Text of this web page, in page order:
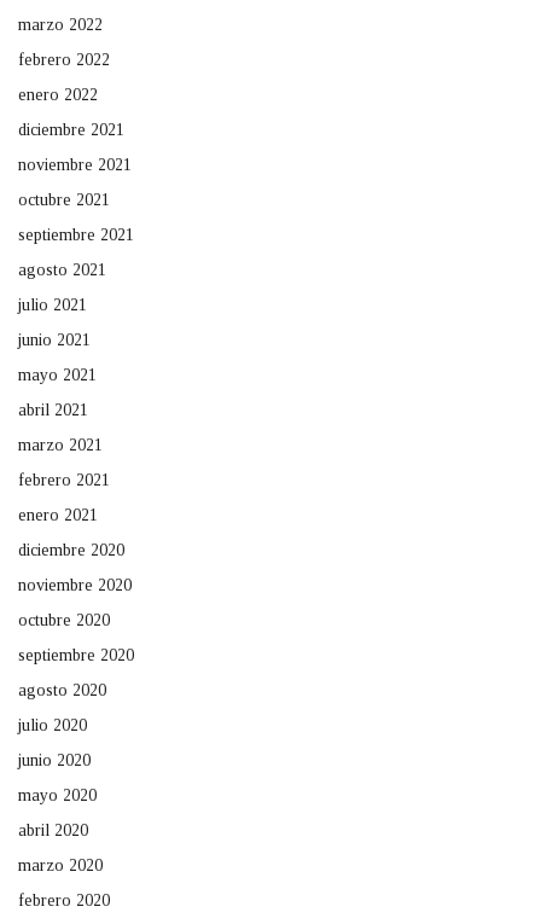
marzo 2022
febrero 2022
enero 2022
diciembre 2021
noviembre 2021
octubre 2021
septiembre 2021
agosto 2021
julio 2021
junio 2021
mayo 2021
abril 2021
marzo 2021
febrero 2021
enero 2021
diciembre 2020
noviembre 2020
octubre 2020
septiembre 2020
agosto 2020
julio 2020
junio 2020
mayo 2020
abril 2020
marzo 2020
febrero 2020